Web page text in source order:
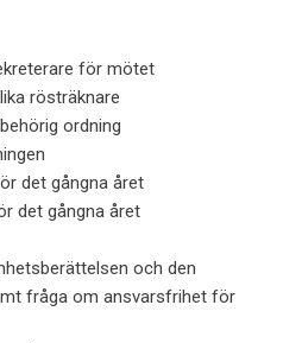
för mötet
rösträknare
ordning
det gångna året
det gångna året
och den
fråga om ansvarsfrihet för